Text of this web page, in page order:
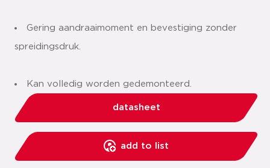
Gering aandraaimoment en bevestiging zonder
spreidingsdruk.
Kan volledig worden gedemonteerd.
datasheet
add to list